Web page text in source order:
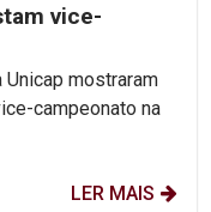
vice-
mostraram
campeonato na
LER MAIS